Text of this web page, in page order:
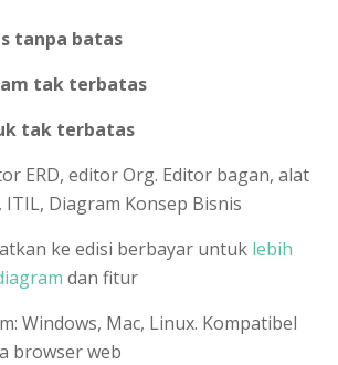
tanpa batas
tak terbatas
tak terbatas
ERD, editor Org. Editor bagan, alat
ITIL, Diagram Konsep Bisnis
ke edisi berbayar untuk lebih
dan fitur
Windows, Mac, Linux. Kompatibel
browser web